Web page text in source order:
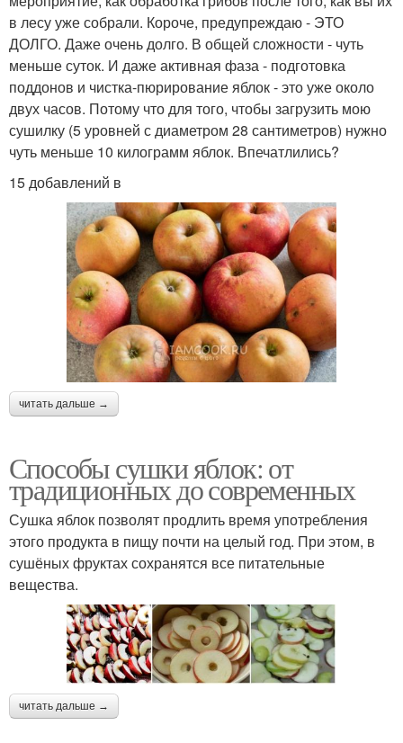
в лесу уже собрали. Короче, предупреждаю - ЭТО
ДОЛГО. Даже очень долго. В общей сложности - чуть
меньше суток. И даже активная фаза - подготовка
поддонов и чистка-пюрирование яблок - это уже около
двух часов. Потому что для того, чтобы загрузить мою
сушилку (5 уровней с диаметром 28 сантиметров) нужно
чуть меньше 10 килограмм яблок. Впечатлились?
15 добавлений в
читать дальше →
Способы сушки яблок: от
традиционных до современных
Сушка яблок позволят продлить время употребления
этого продукта в пищу почти на целый год. При этом, в
сушёных фруктах сохранятся все питательные
вещества.
читать дальше →